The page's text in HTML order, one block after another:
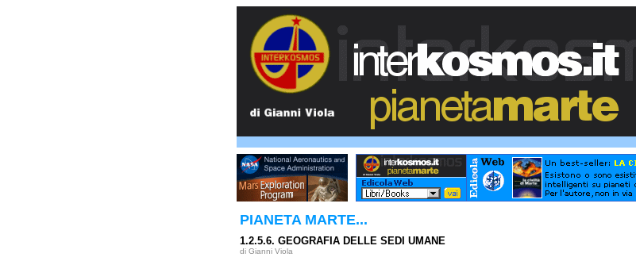
PIANETA MARTE...
1.2.5.6. GEOGRAFIA DELLE SEDI UMANE
di Gianni Viola